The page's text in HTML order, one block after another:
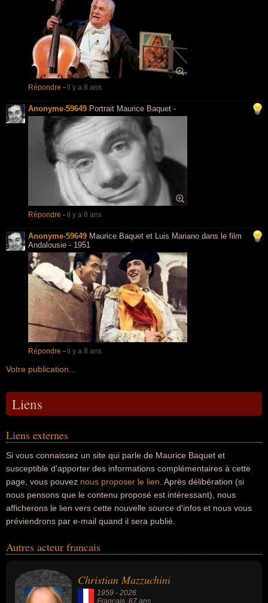
Répondre - il y a 8 ans
Anonyme-59649 Portrait Maurice Baquet -
Répondre - il y a 8 ans
Anonyme-59649 Maurice Baquet et Luis Mariano dans le film
Andalousie - 1951
Répondre - il y a 8 ans
Votre publication...
Liens
Liens externes
Si vous connaissez un site qui parle de Maurice Baquet et
susceptible d'apporter des informations complémentaires à cette
page, vous pouvez nous proposer le lien . Après délibération (si
nous pensons que le contenu proposé est intéressant), nous
afficherons le lien vers cette nouvelle source d'infos et nous vous
préviendrons par e-mail quand il sera publié.
Autres acteur francais
Christian Mazzuchini
1959 - 2026
Francais , 67 ans